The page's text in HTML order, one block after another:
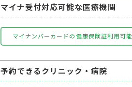
マイナ受付対応可能な医療機関
マイナンバーカードの健康保険証利用可能
予約できるクリニック・病院